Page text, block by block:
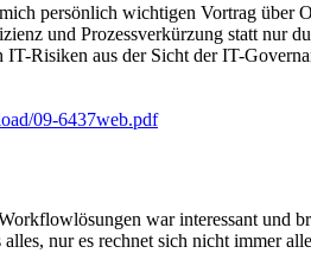
persönlich wichtigen Vortrag über
und Prozessverkürzung statt nur
Risiken aus der Sicht der IT-
09-6437web.pdf
war interessant und
nur es rechnet sich nicht immer